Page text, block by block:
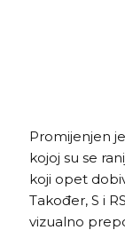
Promijenjen
kojoj su se
koji opet
Također, S i
vizualno